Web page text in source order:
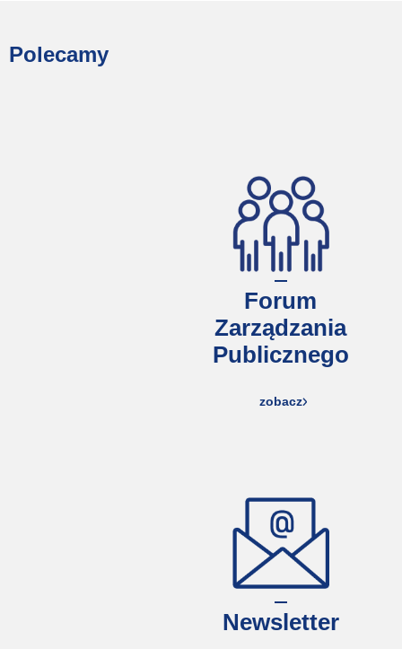
Polecamy
Forum
Zarządzania
Publicznego
zobacz
Newsletter